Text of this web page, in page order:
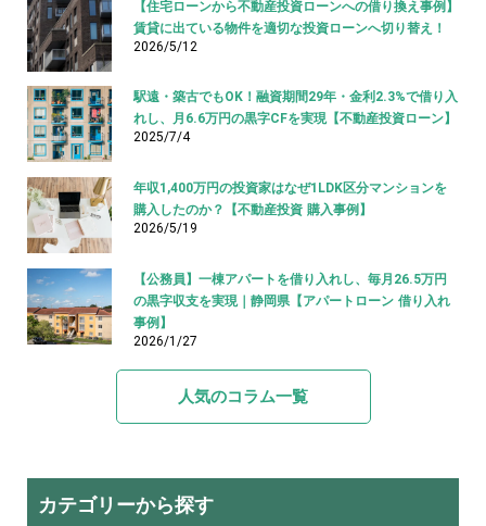
【住宅ローンから不動産投資ローンへの借り換え事例】
賃貸に出ている物件を適切な投資ローンへ切り替え！
2026/5/12
駅遠・築古でもOK！融資期間29年・金利2.3%で借り入
れし、月6.6万円の黒字CFを実現【不動産投資ローン】
2025/7/4
年収1,400万円の投資家はなぜ1LDK区分マンションを
購入したのか？【不動産投資 購入事例】
2026/5/19
【公務員】一棟アパートを借り入れし、毎月26.5万円
の黒字収支を実現｜静岡県【アパートローン 借り入れ
事例】
2026/1/27
人気のコラム一覧
カテゴリーから探す